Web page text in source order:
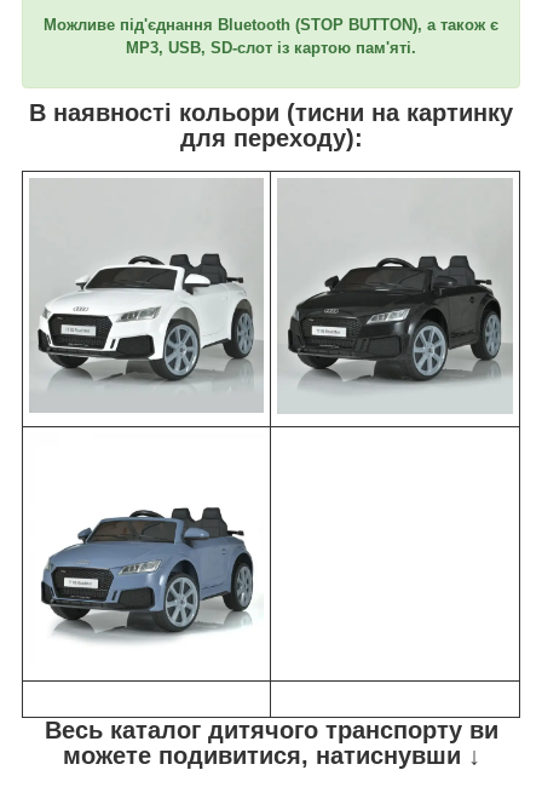
Можливе під'єднання Bluetooth (STOP BUTTON), а також є
MP3, USB, SD-слот із картою пам'яті.
В наявності кольори (тисни на картинку
для переходу):
Весь каталог дитячого транспорту ви
можете подивитися, натиснувши ↓